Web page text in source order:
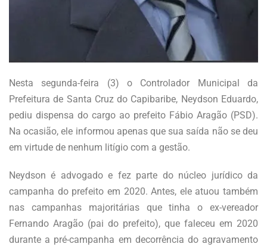
Nesta segunda-feira (3) o Controlador Municipal da
Prefeitura de Santa Cruz do Capibaribe, Neydson Eduardo,
pediu dispensa do cargo ao prefeito Fábio Aragão (PSD).
Na ocasião, ele informou apenas que sua saída não se deu
em virtude de nenhum litígio com a gestão.
Neydson é advogado e fez parte do núcleo jurídico da
campanha do prefeito em 2020. Antes, ele atuou também
nas campanhas majoritárias que tinha o ex-vereador
Fernando Aragão (pai do prefeito), que faleceu em 2020
durante a pré-campanha em decorrência do agravamento